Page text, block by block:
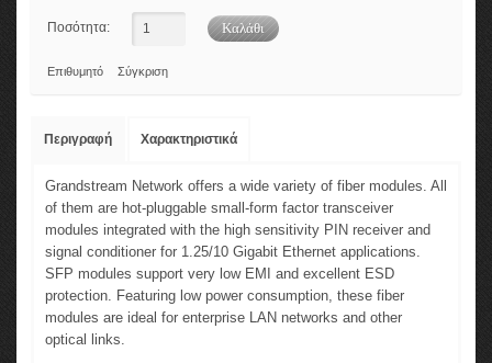
Ποσότητα:
Επιθυμητό Σύγκριση
Περιγραφή Χαρακτηριστικά
Grandstream Network offers a wide variety of fiber modules. All
of them are hot-pluggable small-form factor transceiver
modules integrated with the high sensitivity PIN receiver and
signal conditioner for 1.25/10 Gigabit Ethernet applications.
SFP modules support very low EMI and excellent ESD
protection. Featuring low power consumption, these fiber
modules are ideal for enterprise LAN networks and other
optical links.